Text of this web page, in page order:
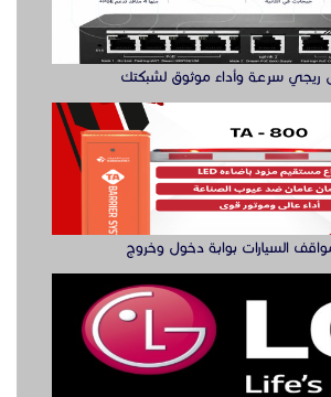
سرعة وأداء موثوق لشبكتك
السيارات بوابة دخول وخروج